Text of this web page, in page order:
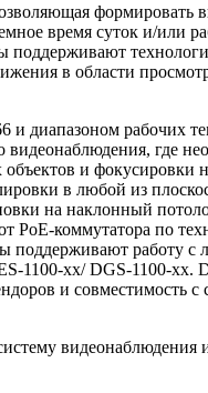
время суток и/или
поддерживают
в области
диапазоном рабочих
где
и фокусировки
в любой из
на наклонный
PoE-коммутатора по
поддерживают работу
1100-xx/ DGS-1100-xx.
и совместимость